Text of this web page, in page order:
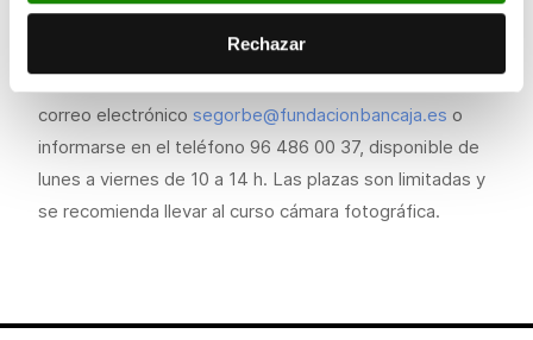
Rechazar
22 de diciembre: de 17 a 21 h.
Los interesados en asistir pueden solicitar plaza en el
correo electrónico segorbe@fundacionbancaja.es o
informarse en el teléfono 96 486 00 37, disponible de
lunes a viernes de 10 a 14 h. Las plazas son limitadas y
se recomienda llevar al curso cámara fotográfica.